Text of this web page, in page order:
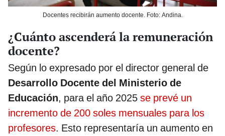
Docentes recibirán aumento docente. Foto: Andina.
¿Cuánto ascenderá la remuneración
docente?
Según lo expresado por el director general de
Desarrollo Docente del Ministerio de
Educación, para el año 2025 se prevé un
incremento de 200 soles mensuales para los
profesores. Esto representaría un aumento en